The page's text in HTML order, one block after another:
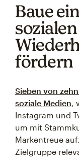
Baue
fördern
Sieben von
soziale Medien,
Instagram und
um mit
Markentreue
Zielgruppe